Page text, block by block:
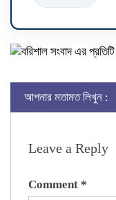
আপনার মতামত লিখুন :
Leave a Reply
Comment *